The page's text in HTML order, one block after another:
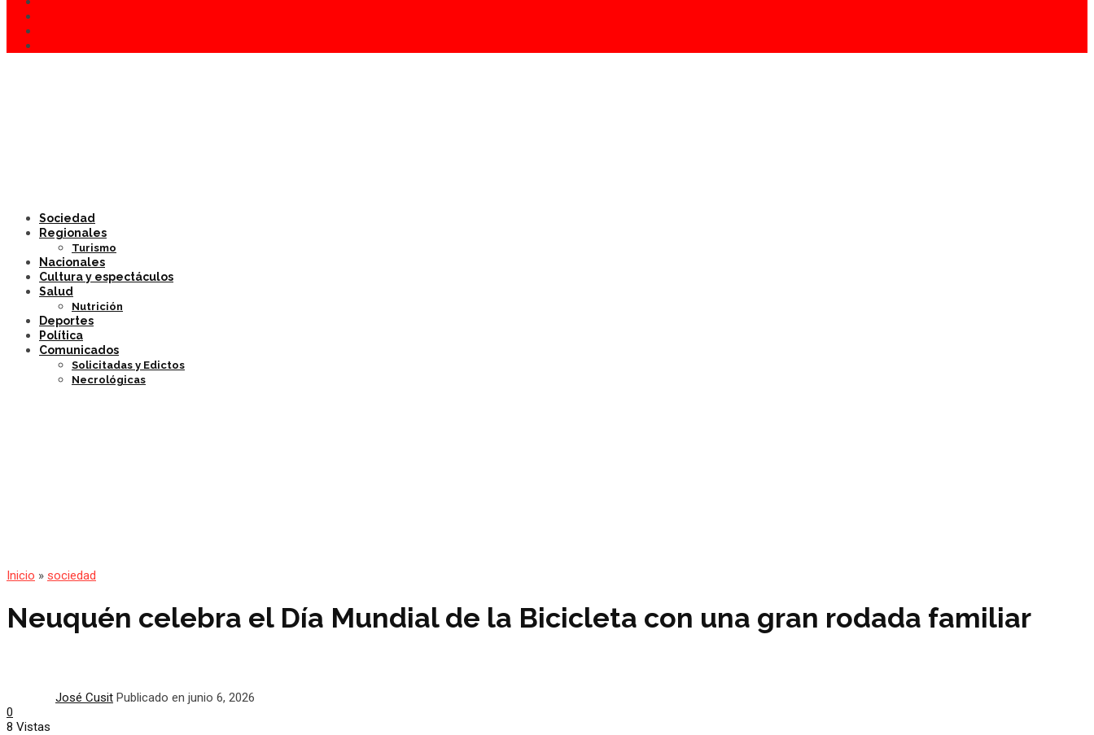
Sociedad
Regionales
Turismo
Nacionales
Cultura y espectáculos
Salud
Nutrición
Deportes
Política
Comunicados
Solicitadas y Edictos
Necrológicas
Inicio » sociedad
Neuquén celebra el Día Mundial de la Bicicleta con una gran rodada familiar
José Cusit Publicado en junio 6, 2026
0
8 Vistas